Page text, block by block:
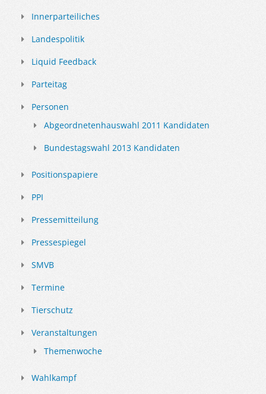
Innerparteiliches
Landespolitik
Liquid Feedback
Parteitag
Personen
Abgeordnetenhauswahl 2011 Kandidaten
Bundestagswahl 2013 Kandidaten
Positionspapiere
PPI
Pressemitteilung
Pressespiegel
SMVB
Termine
Tierschutz
Veranstaltungen
Themenwoche
Wahlkampf